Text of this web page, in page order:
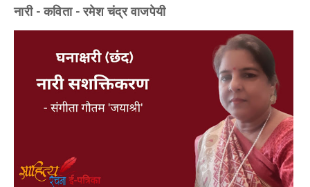
नारी - कविता - रमेश चंद्र वाजपेयी